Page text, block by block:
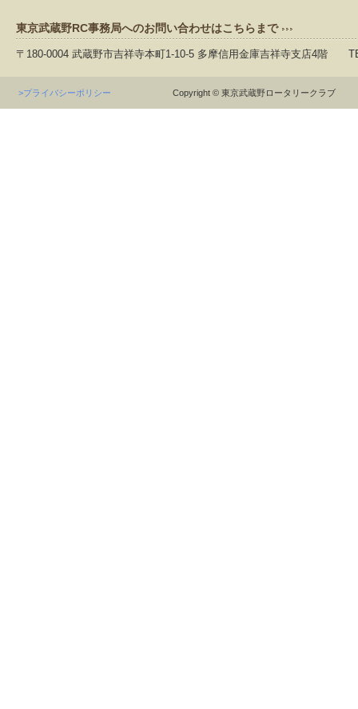
東京武蔵野RC事務局へのお問い合わせはこちらまで
〒180-0004 武蔵野市吉祥寺本町1-10-5 多摩信用金庫吉祥寺支店4
>プライバシーポリシー Copyright © 東京武蔵野ロータリークラブ